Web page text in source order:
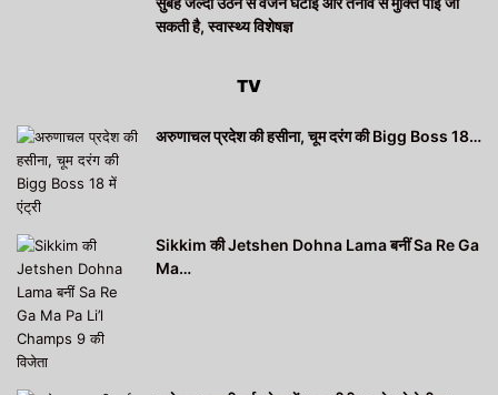
सकती है, स्वास्थ्य विशेषज्ञ
TV
अरुणाचल प्रदेश की हसीना, चूम दरंग की Bigg Boss 18…
Sikkim की Jetshen Dohna Lama बनीं Sa Re Ga
Ma…